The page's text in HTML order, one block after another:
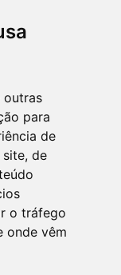
outras
para
de
de
o tráfego
onde vêm
do SFN
de
e